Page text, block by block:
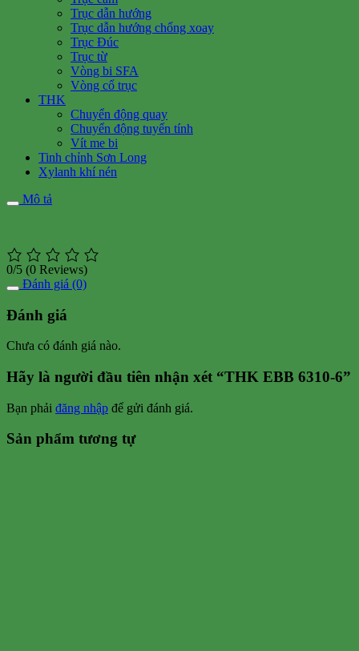
Trục dẫn hướng
Trục dẫn hướng chống xoay
Trục Đúc
Trục từ
Vòng bi SFA
Vòng cổ trục
THK
Chuyển động quay
Chuyển động tuyến tính
Vít me bi
Tinh chỉnh Sơn Long
Xylanh khí nén
Mô tả
0/5 (0 Reviews)
Đánh giá (0)
Đánh giá
Chưa có đánh giá nào.
Hãy là người đầu tiên nhận xét “THK EBB 6310-6”
Bạn phải đăng nhập để gửi đánh giá.
Sản phẩm tương tự